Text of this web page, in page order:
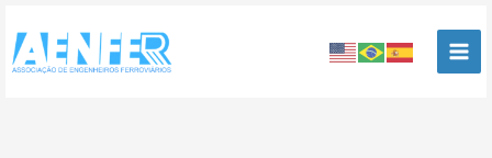
para
conteúdo